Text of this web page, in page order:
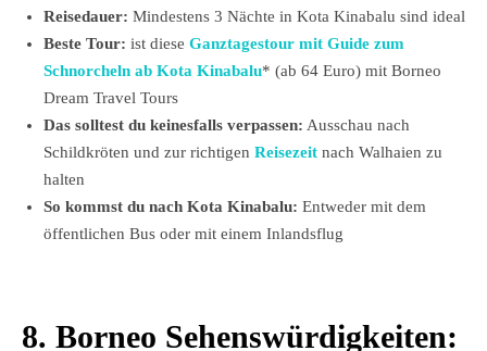
Reisedauer: Mindestens 3 Nächte in Kota Kinabalu sind ideal
Beste Tour: ist diese Ganztagestour mit Guide zum
Schnorcheln ab Kota Kinabalu* (ab 64 Euro) mit Borneo
Dream Travel Tours
Das solltest du keinesfalls verpassen: Ausschau nach
Schildkröten und zur richtigen Reisezeit nach Walhaien zu
halten
So kommst du nach Kota Kinabalu: Entweder mit dem
öffentlichen Bus oder mit einem Inlandsflug
8. Borneo Sehenswürdigkeiten: